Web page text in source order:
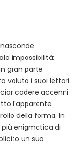
impassibilità:
gran parte
voluto i suoi lettori
cadere accenni
l'apparente
della forma. In
enigmatica di
un suo